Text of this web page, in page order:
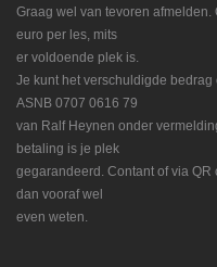
Graag wel van tevoren
euro per les, mits
er voldoende plek is.
Je kunt het verschuldigde
ASNB 0707 0616 79
van Ralf Heynen onder
betaling is je plek
gegarandeerd. Contant of via
dan vooraf wel
even weten.